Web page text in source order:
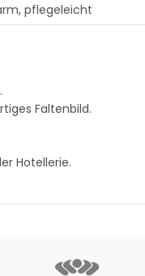
pflegeleicht
Faltenbild.
Hotellerie.